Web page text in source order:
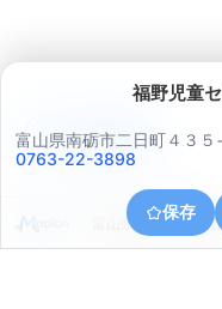
福野児童
富山県南砺市二日町４３５
0763-22-3898
保存
富山県小矢部市興法
アプリで見る